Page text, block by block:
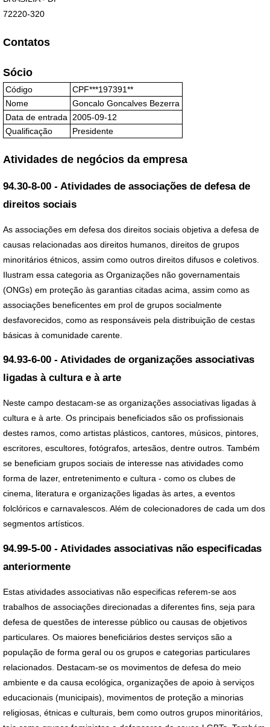
72220-320
Contatos
Sócio
Código
CPF***197391**
Nome
Goncalo Goncalves Bezerra
Data de entrada 2005-09-12
Qualificação
Presidente
Atividades de negócios da empresa
94.30-8-00 - Atividades de associações de defesa de
direitos sociais
As associações em defesa dos direitos sociais objetiva a defesa de
causas relacionadas aos direitos humanos, direitos de grupos
minoritários étnicos, assim como outros direitos difusos e coletivos.
Ilustram essa categoria as Organizações não governamentais
(ONGs) em proteção às garantias citadas acima, assim como as
associações beneficentes em prol de grupos socialmente
desfavorecidos, como as responsáveis pela distribuição de cestas
básicas à comunidade carente.
94.93-6-00 - Atividades de organizações associativas
ligadas à cultura e à arte
Neste campo destacam-se as organizações associativas ligadas à
cultura e à arte. Os principais beneficiados são os profissionais
destes ramos, como artistas plásticos, cantores, músicos, pintores,
escritores, escultores, fotógrafos, artesãos, dentre outros. Também
se beneficiam grupos sociais de interesse nas atividades como
forma de lazer, entretenimento e cultura - como os clubes de
cinema, literatura e organizações ligadas às artes, a eventos
folclóricos e carnavalescos. Além de colecionadores de cada um dos
segmentos artísticos.
94.99-5-00 - Atividades associativas não especificadas
anteriormente
Estas atividades associativas não especificas referem-se aos
trabalhos de associações direcionadas a diferentes fins, seja para
defesa de questões de interesse público ou causas de objetivos
particulares. Os maiores beneficiários destes serviços são a
população de forma geral ou os grupos e categorias particulares
relacionados. Destacam-se os movimentos de defesa do meio
ambiente e da causa ecológica, organizações de apoio à serviços
educacionais (municipais), movimentos de proteção a minorias
religiosas, étnicas e culturais, bem como outros grupos minoritários,